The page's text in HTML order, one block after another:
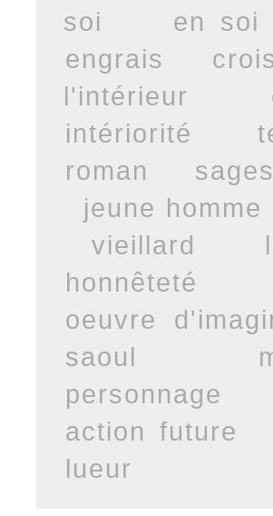
soi
en soi
engrais
l'intérieur
intériorité
roman
jeune homme
vieillard
honnêteté
oeuvre
saoul
personnage
action future
lueur